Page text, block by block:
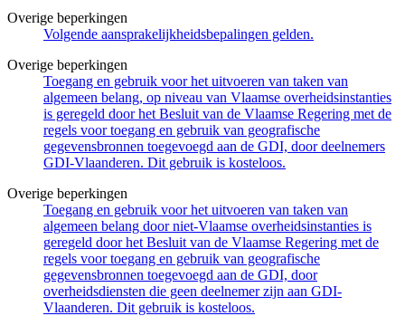
Overige beperkingen
Volgende aansprakelijkheidsbepalingen gelden.
Overige beperkingen
Toegang en gebruik voor het uitvoeren van taken van
algemeen belang, op niveau van Vlaamse overheidsinstanties
is geregeld door het Besluit van de Vlaamse Regering met de
regels voor toegang en gebruik van geografische
gegevensbronnen toegevoegd aan de GDI, door deelnemers
GDI-Vlaanderen. Dit gebruik is kosteloos.
Overige beperkingen
Toegang en gebruik voor het uitvoeren van taken van
algemeen belang door niet-Vlaamse overheidsinstanties is
geregeld door het Besluit van de Vlaamse Regering met de
regels voor toegang en gebruik van geografische
gegevensbronnen toegevoegd aan de GDI, door
overheidsdiensten die geen deelnemer zijn aan GDI-
Vlaanderen. Dit gebruik is kosteloos.